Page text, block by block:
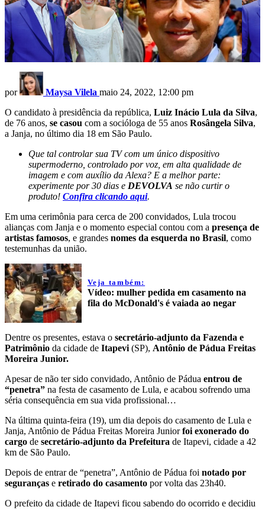
por Maysa Vilela maio 24, 2022, 12:00 pm
O candidato à presidência da república, Luiz Inácio Lula da Silva,
de 76 anos, se casou com a socióloga de 55 anos Rosângela Silva,
a Janja, no último dia 18 em São Paulo.
Que tal controlar sua TV com um único dispositivo
supermoderno, controlado por voz, em alta qualidade de
imagem e com auxílio da Alexa? E a melhor parte:
experimente por 30 dias e DEVOLVA se não curtir o
produto! Confira clicando aqui.
Em uma cerimônia para cerca de 200 convidados, Lula trocou
alianças com Janja e o momento especial contou com a presença de
artistas famosos, e grandes nomes da esquerda no Brasil, como
testemunhas da união.
Veja também:
Vídeo: mulher pedida em casamento na
fila do McDonald's é vaiada ao negar
Dentre os presentes, estava o secretário-adjunto da Fazenda e
Patrimônio da cidade de Itapevi (SP), Antônio de Pádua Freitas
Moreira Junior.
Apesar de não ter sido convidado, Antônio de Pádua entrou de
“penetra” na festa de casamento de Lula, e acabou sofrendo uma
séria consequência em sua vida profissional…
Na última quinta-feira (19), um dia depois do casamento de Lula e
Janja, Antônio de Pádua Freitas Moreira Juniorfoi exonerado do
cargo de secretário-adjunto da Prefeitura de Itapevi, cidade a 42
km de São Paulo.
Depois de entrar de “penetra”, Antônio de Pádua foi notado por
seguranças e retirado do casamento por volta das 23h40.
O prefeito da cidade de Itapevi ficou sabendo do ocorrido e decidiu